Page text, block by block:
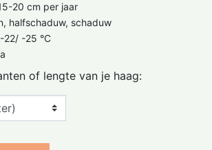
20 cm per jaar
halfschaduw, schaduw
22/ -25 °C
of lengte van je haag: